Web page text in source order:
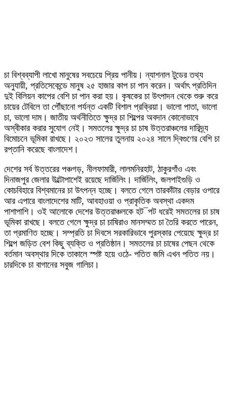
চা বিশ্বব্যাপী লাখো মানুষের সবচেয়ে প্রিয় পানীয়। ন্যাশনাল টুডের তথ্য
অনুযায়ী, প্রতিসেকেন্ডে মানুষ ২৫ হাজার কাপ চা পান করেন। অর্থাৎ প্রতিদিন
দুই বিলিয়ন কাপের বেশি চা পান করা হয়। কৃষকের চা উৎপাদন থেকে শুরু করে
চায়ের টেবিলে তা পৌঁছানো পর্যন্ত একটি বিশাল প্রক্রিয়া। ভালো পাতা, ভালো
চা, ভালো দাম। জাতীয় অর্থনীতিতে ক্ষুদ্র চা শিল্পের অবদান কোনোভাবে
অস্বীকার করার সুযোগ নেই। সমতলের ক্ষুদ্র চা চাষ উত্তরাঞ্চলের দারিদ্র্য
বিমোচনে ভূমিকা রাখছে। ২০২৩ সালের তুলনায় ২০২৪ সালে দ্বিগুণের বেশি চা
রপ্তানি করেছে বাংলাদেশ।
দেশের সর্ব উত্তরের পঞ্চগড়, নীলফামারী, লালমনিরহাট, ঠাকুরগাঁও এবং
দিনাজপুর জেলার উল্টোপাশেই রয়েছে দার্জিলিং। দার্জিলিং, জলপাইগুড়ি ও
কোচবিহারে বিশ্বমানের চা উৎপন্ন হচ্ছে। বলতে গেলে তারকাঁটার বেড়ার ওপারে
আর এপারে বাংলাদেশের মাটি, আবহাওয়া ও প্রাকৃতিক অবস্থা একদম
পাশাপাশি। ওই আলোকে দেশের উত্তরাঞ্চলকে হট¯পট ধরেই সমতলের চা চাষ
ভূমিকা রাখছে। বলতে গেলে ক্ষুদ্র চা চাষিরাও মানসম্মত চা তৈরি করতে পারেন,
তা প্রমাণিত হচ্ছে। সম্প্রতি চা দিবসে সরকারিভাবে পুরস্কার পেয়েছে ক্ষুদ্র চা
শিল্পে জড়িত বেশ কিছু ব্যক্তি ও প্রতিষ্ঠান। সমতলের চা চাষের পেছন থেকে
বর্তমান অবস্থার দিকে তাকালে স্পষ্ট হয়ে ওঠে- পতিত জমি এখন পতিত নয়।
চারদিকে চা বাগানের সবুজ গালিচা।